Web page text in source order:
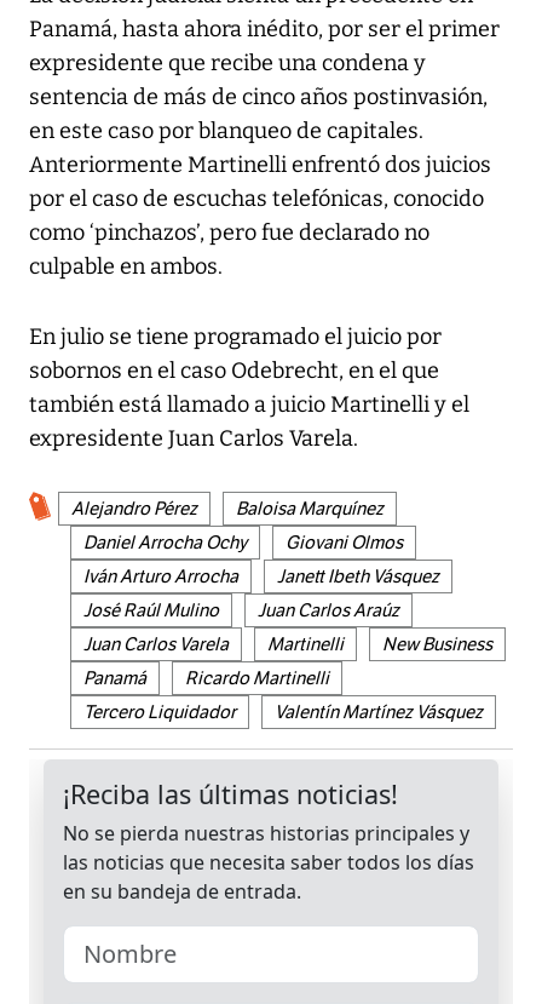
Panamá, hasta ahora inédito, por ser el primer
expresidente que recibe una condena y
sentencia de más de cinco años postinvasión,
en este caso por blanqueo de capitales.
Anteriormente Martinelli enfrentó dos juicios
por el caso de escuchas telefónicas, conocido
como ‘pinchazos’, pero fue declarado no
culpable en ambos.
En julio se tiene programado el juicio por
sobornos en el caso Odebrecht, en el que
también está llamado a juicio Martinelli y el
expresidente Juan Carlos Varela.
Alejandro Pérez
Baloisa Marquínez
Daniel Arrocha Ochy
Giovani Olmos
Iván Arturo Arrocha
Janett Ibeth Vásquez
José Raúl Mulino
Juan Carlos Araúz
Juan Carlos Varela
Martinelli
New Business
Panamá
Ricardo Martinelli
Tercero Liquidador
Valentín Martínez Vásquez